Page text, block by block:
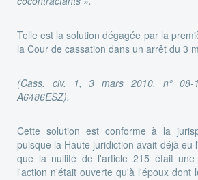
Telle est la solution dégagée par la
la Cour de cassation dans un arrêt du 3
(Cass. civ. 1, 3 mars 2010, n° 08-
A6486ESZ).
Cette solution est conforme à la
puisque la Haute juridiction avait déjà eu
que la nullité de l'article 215 était une
l'action n'était ouverte qu'à l'époux dont